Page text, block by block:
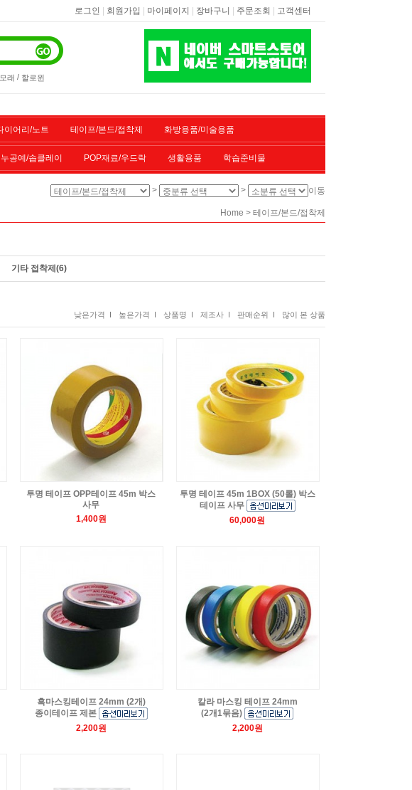
로그인 | 회원가입 | 마이페이지 | 장바구니 | 주문조회 | 고객센터
래 / 할로윈
이어리/노트 테이프/본드/접착제 화방용품/미술용품
공예/솝클레이 POP재료/우드락 생활용품 학습준비물
> > 이동
Home > 테이프/본드/접착제
기타 접착제 (6)
낮은가격 I 높은가격 I 상품명 I 제조사 I 판매순위 I 많이 본 상품
투명 테이프 OPP테이프 45m 박스
사무
1,400원
투명 테이프 45m 1BOX (50롤) 박스
테이프 사무
60,000원
흑마스킹테이프 24mm (2개)
종이테이프 제본
2,200원
칼라 마스킹 테이프 24mm
(2개1묶음)
2,200원